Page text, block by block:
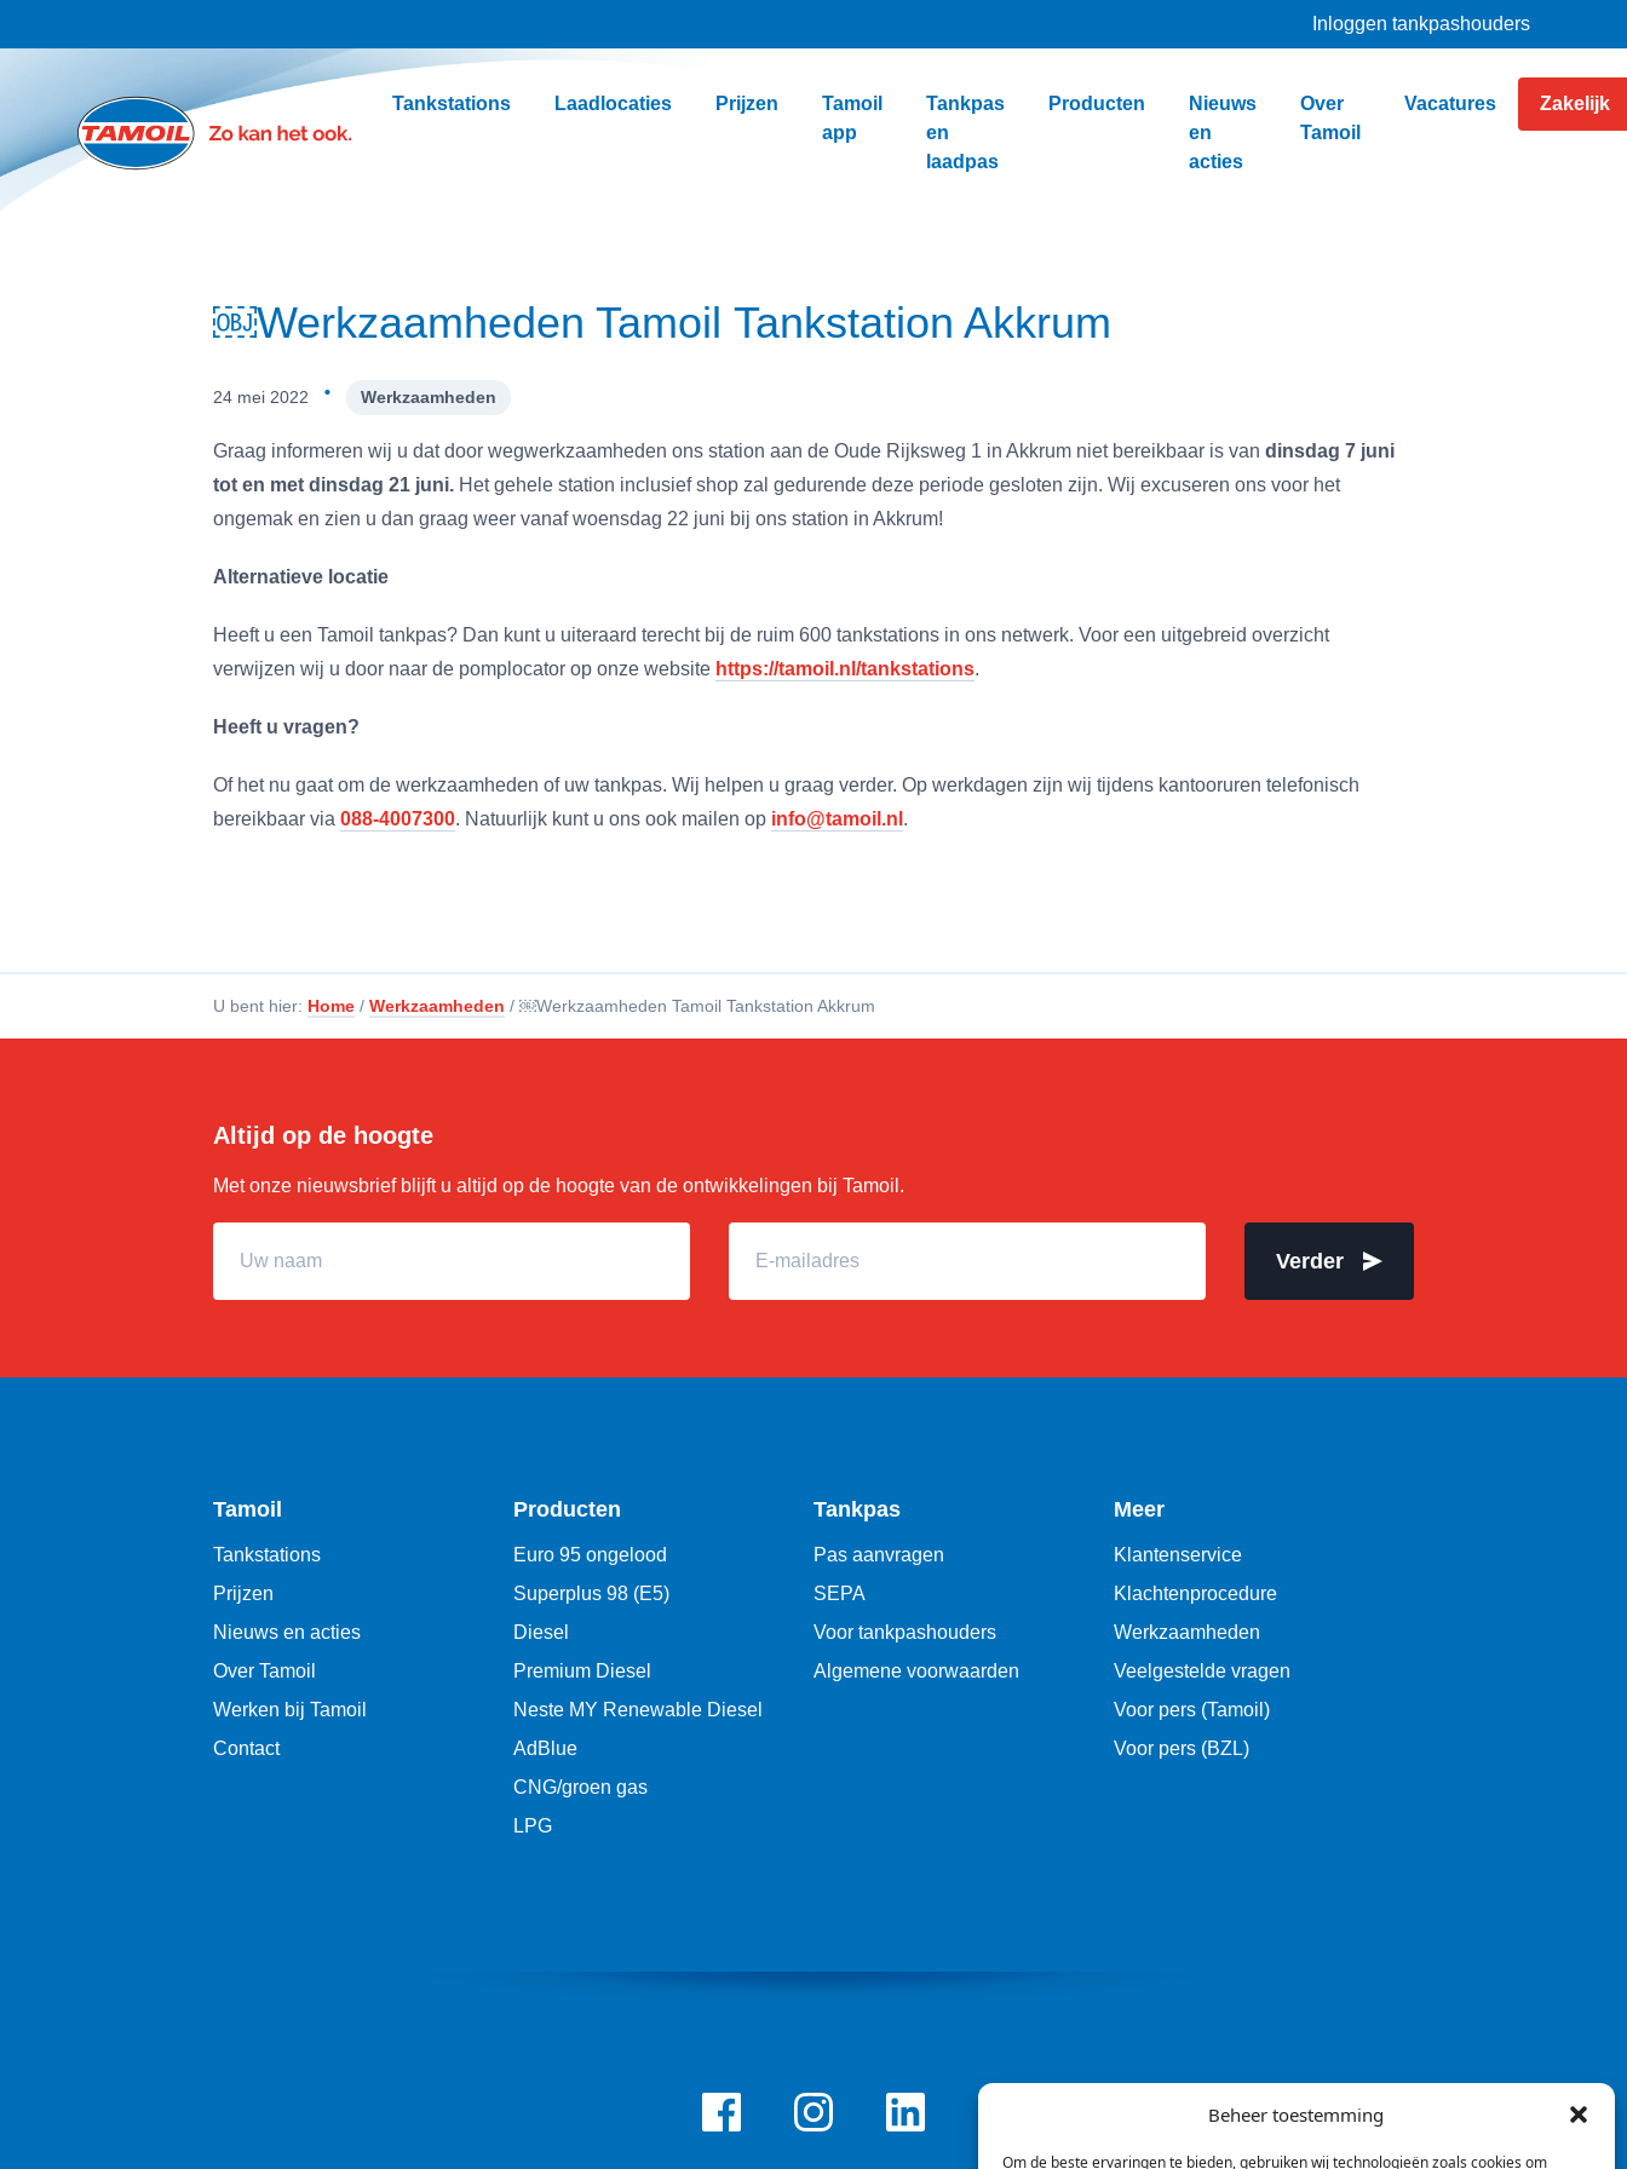
Beheer toestemming
Om de beste ervaringen te bieden, gebruiken wij technologieën zoals cookies om
Ga naar hoofdinhoud
Inloggen tankpashouders
Tankstations Laadlocaties Prijzen
Tamoil
app
Tankpas
en
laadpas
Producten
Nieuws
en
acties
Over
Tamoil
Vacatures Zakelijk
￼Werkzaamheden Tamoil Tankstation Akkrum
24 mei 2022 · Werkzaamheden
Graag informeren wij u dat door wegwerkzaamheden ons station aan de Oude Rijksweg 1 in Akkrum niet bereikbaar is van dinsdag 7 juni
tot en met dinsdag 21 juni. Het gehele station inclusief shop zal gedurende deze periode gesloten zijn. Wij excuseren ons voor het
ongemak en zien u dan graag weer vanaf woensdag 22 juni bij ons station in Akkrum!
Alternatieve locatie
Heeft u een Tamoil tankpas? Dan kunt u uiteraard terecht bij de ruim 600 tankstations in ons netwerk. Voor een uitgebreid overzicht
verwijzen wij u door naar de pomplocator op onze website https://tamoil.nl/tankstations.
Heeft u vragen?
Of het nu gaat om de werkzaamheden of uw tankpas. Wij helpen u graag verder. Op werkdagen zijn wij tijdens kantooruren telefonisch
bereikbaar via 088-4007300. Natuurlijk kunt u ons ook mailen op info@tamoil.nl .
U bent hier: Home / Werkzaamheden / ￼Werkzaamheden Tamoil Tankstation Akkrum
Altijd op de hoogte
Met onze nieuwsbrief blijft u altijd op de hoogte van de ontwikkelingen bij Tamoil.
Verder
Tamoil
Tankstations
Prijzen
Nieuws en acties
Over Tamoil
Werken bij Tamoil
Contact
Producten
Euro 95 ongelood
Superplus 98 (E5)
Diesel
Premium Diesel
Neste MY Renewable Diesel
AdBlue
CNG/groen gas
LPG
Tankpas
Pas aanvragen
SEPA
Voor tankpashouders
Algemene voorwaarden
Meer
Klantenservice
Klachtenprocedure
Werkzaamheden
Veelgestelde vragen
Voor pers (Tamoil)
Voor pers (BZL)
Facebook Instagram LinkedIn